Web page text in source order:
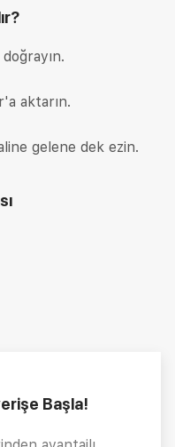
aktarın.
gelene dek ezin.
Başla!